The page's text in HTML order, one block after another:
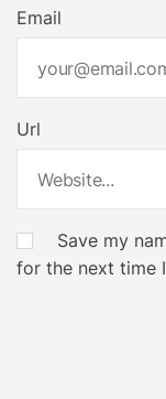
Email
Url
Save my
for the next time